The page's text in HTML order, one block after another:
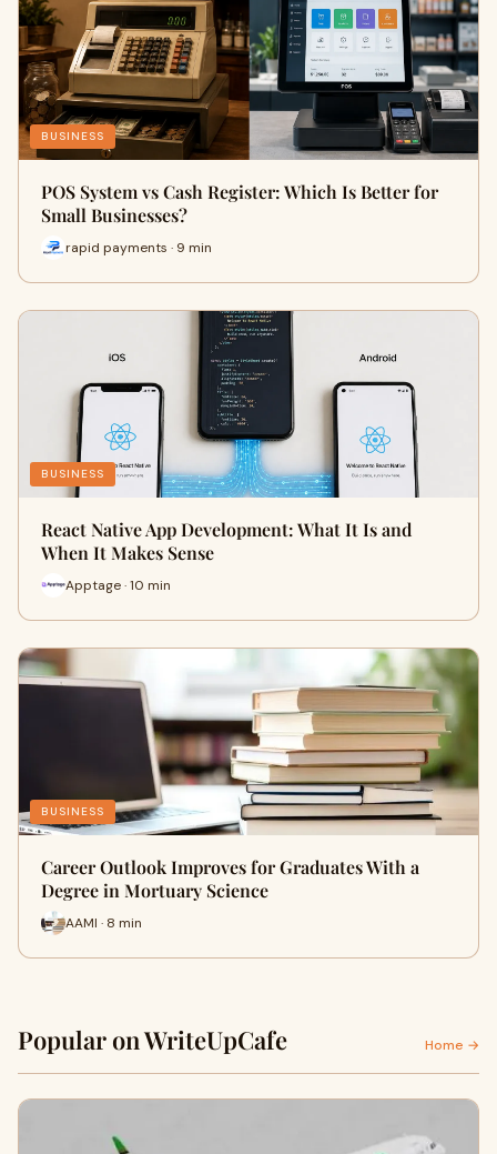
BUSINESS
POS System vs Cash Register: Which Is Better for
Small Businesses?
rapid payments · 9 min
BUSINESS
React Native App Development: What It Is and
When It Makes Sense
Apptage · 10 min
BUSINESS
Career Outlook Improves for Graduates With a
Degree in Mortuary Science
AAMI · 8 min
Popular on WriteUpCafe Home →